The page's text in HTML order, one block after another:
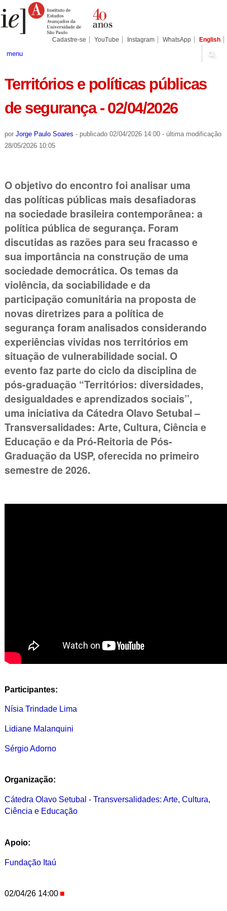
para
conteúdo.
Pessoais
Cadastre-se YouTube Instagram WhatsApp English
menu
Territórios e políticas públicas
de segurança - 02/04/2026
por Jorge Paulo Soares - publicado02/04/2026 14:00 - última modificação
28/05/2026 10:05
O objetivo do encontro foi analisar uma
das políticas públicas mais desafiadoras
na sociedade brasileira contemporânea: a
política pública de segurança. Foram
discutidas as razões para seu fracasso e
sua importância na construção de uma
sociedade democrática. Os temas da
violência, da sociabilidade e da
participação comunitária na proposta de
novas diretrizes para a política de
segurança foram analisados considerando
experiências vividas nos territórios em
situação de vulnerabilidade social. O
evento faz parte do ciclo da disciplina de
pós-graduação “Territórios: diversidades,
desigualdades e aprendizados sociais”,
uma iniciativa da Cátedra Olavo Setubal –
Transversalidades: Arte, Cultura, Ciência e
Educação e da Pró-Reitoria de Pós-
Graduação da USP, oferecida no primeiro
semestre de 2026.
Participantes:
Nísia Trindade Lima
Lidiane Malanquini
Sérgio Adorno
Organização:
Cátedra Olavo Setubal - Transversalidades: Arte, Cultura,
Ciência e Educação
Apoio:
Fundação Itaú
02/04/26 14:00